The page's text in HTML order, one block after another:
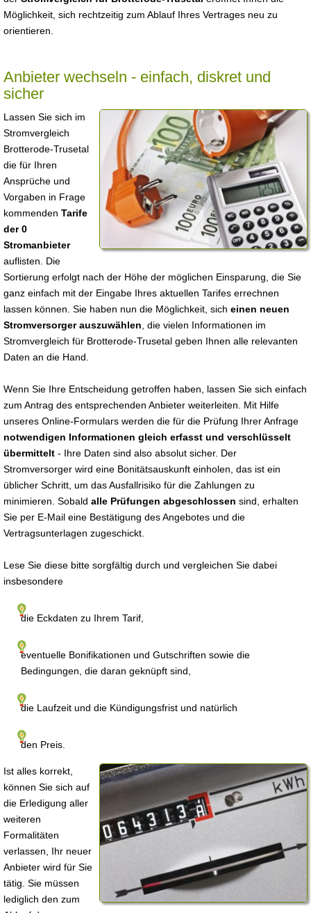
Möglichkeit, sich rechtzeitig zum Ablauf Ihres Vertrages neu zu
orientieren.
Anbieter wechseln - einfach, diskret und
sicher
Lassen Sie sich im
Stromvergleich
Brotterode-Trusetal
die für Ihren
Ansprüche und
Vorgaben in Frage
kommenden Tarife
der 0
Stromanbieter
auflisten. Die
Sortierung erfolgt nach der Höhe der möglichen Einsparung, die Sie
ganz einfach mit der Eingabe Ihres aktuellen Tarifes errechnen
lassen können. Sie haben nun die Möglichkeit, sich einen neuen
Stromversorger auszuwählen , die vielen Informationen im
Stromvergleich für Brotterode-Trusetal geben Ihnen alle relevanten
Daten an die Hand.
Wenn Sie Ihre Entscheidung getroffen haben, lassen Sie sich einfach
zum Antrag des entsprechenden Anbieter weiterleiten. Mit Hilfe
unseres Online-Formulars werden die für die Prüfung Ihrer Anfrage
notwendigen Informationen gleich erfasst und verschlüsselt
übermittelt - Ihre Daten sind also absolut sicher. Der
Stromversorger wird eine Bonitätsauskunft einholen, das ist ein
üblicher Schritt, um das Ausfallrisiko für die Zahlungen zu
minimieren. Sobald alle Prüfungen abgeschlossen sind, erhalten
Sie per E-Mail eine Bestätigung des Angebotes und die
Vertragsunterlagen zugeschickt.
Lese Sie diese bitte sorgfältig durch und vergleichen Sie dabei
insbesondere
die Eckdaten zu Ihrem Tarif,
eventuelle Bonifikationen und Gutschriften sowie die
Bedingungen, die daran geknüpft sind,
die Laufzeit und die Kündigungsfrist und natürlich
den Preis.
Ist alles korrekt,
können Sie sich auf
die Erledigung aller
weiteren
Formalitäten
verlassen, Ihr neuer
Anbieter wird für Sie
tätig. Sie müssen
lediglich den zum